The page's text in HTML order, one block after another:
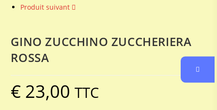
Produit suivant
GINO ZUCCHINO ZUCCHERIERA
ROSSA
€ 23,00 TTC